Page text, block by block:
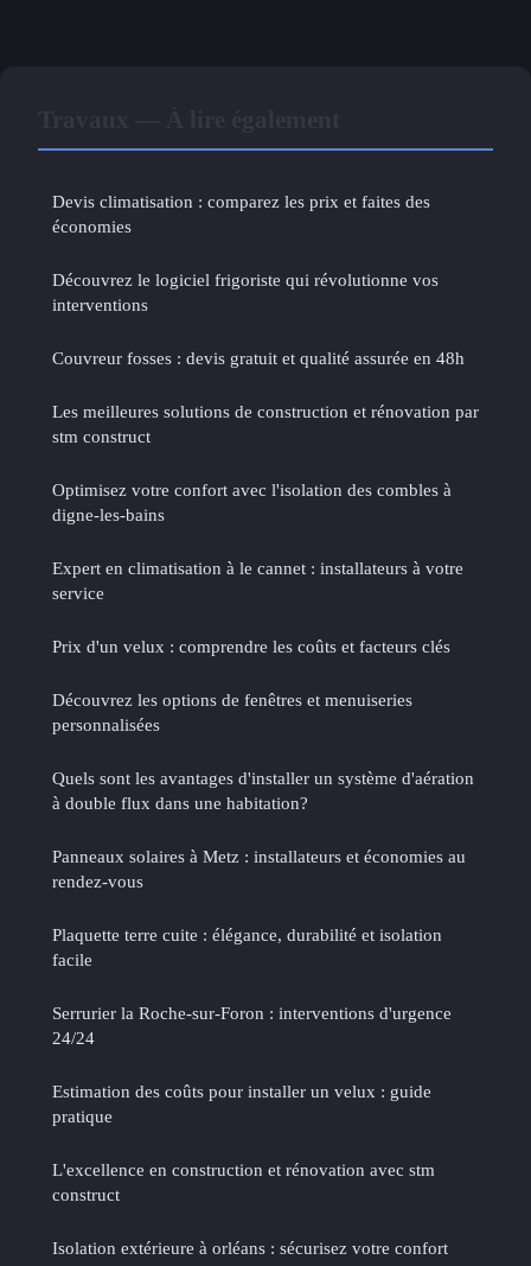
Devis climatisation : comparez les prix et faites des
économies
Découvrez le logiciel frigoriste qui révolutionne vos
interventions
Couvreur fosses : devis gratuit et qualité assurée en 48h
Les meilleures solutions de construction et rénovation par
stm construct
Optimisez votre confort avec l'isolation des combles à
digne-les-bains
Expert en climatisation à le cannet : installateurs à votre
service
Prix d'un velux : comprendre les coûts et facteurs clés
Découvrez les options de fenêtres et menuiseries
personnalisées
Quels sont les avantages d'installer un système d'aération
à double flux dans une habitation?
Panneaux solaires à Metz : installateurs et économies au
rendez-vous
Plaquette terre cuite : élégance, durabilité et isolation
facile
Serrurier la Roche-sur-Foron : interventions d'urgence
24/24
Estimation des coûts pour installer un velux : guide
pratique
L'excellence en construction et rénovation avec stm
construct
Isolation extérieure à orléans : sécurisez votre confort